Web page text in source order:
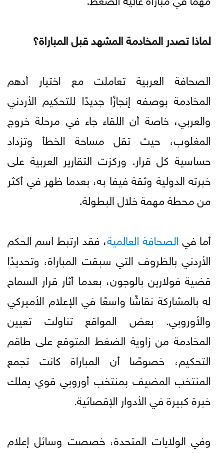
لماذا تصدر المخادمة المشهد قبل المباراة؟
الصحافة العربية تعاملت مع اختيار أدهم
المخادمة بوصفه إنجازًا جديدًا للتحكيم الأردني
والعربي، خاصة أن اللقاء جاء في مرحلة خروج
المغلوب، حيث تقل مساحة الخطأ وتزداد
حساسية كل قرار. وركزت التقارير العربية على
خبرته الدولية وثقة فيفا به، بعدما ظهر في أكثر
من محطة مهمة خلال البطولة.
أما فيالصحافة العالمية، فقد ارتبط اسم الحكم
الأردني بالظروف التي سبقت المباراة، وتحديدًا
قضية فولارين بالوجون، بعدما أثار قرار السماح
له بالمشاركة نقاشًا واسعًا في الإعلام الأميركي
والأوروبي. بعض المواقع تناولت تعيين
المخادمة من زاوية الضغط المتوقع على طاقم
التحكيم، خصوصًا أن المباراة كانت تجمع
المنتخب المضيف بمنتخب أوروبي قوي يملك
خبرة كبيرة في الأدوار الإقصائية.
وفي الولايات المتحدة، خصصت وسائل إعلام